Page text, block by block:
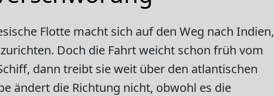
Flotte macht sich auf den Weg nach Indien,
Doch die Fahrt weicht schon früh vom
dann treibt sie weit über den atlantischen
ändert die Richtung nicht, obwohl es die